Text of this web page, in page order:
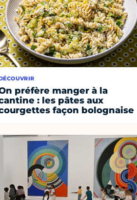
préfère manger à la
: les pâtes aux
façon bolognaise